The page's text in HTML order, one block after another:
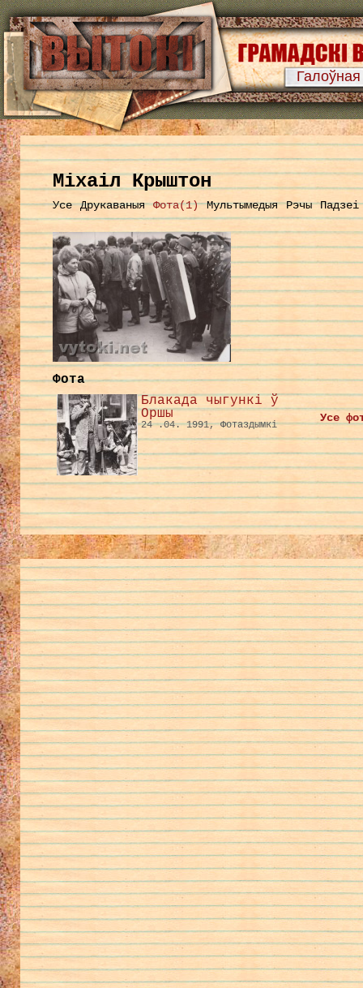
Галоўная
Міхаіл Крыштон
Усе Друкаваныя Фота(1) Мультымедыя Рэчы Падзеі
Фота
Блакада чыгункі ў
Оршы
24 .04. 1991, Фотаздымкі
Усе